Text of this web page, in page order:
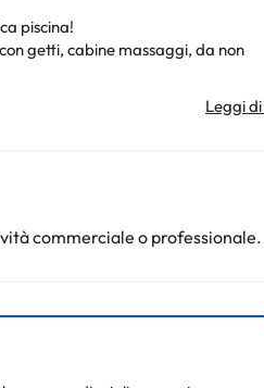
piscina!
getti, cabine massaggi, da non
asciugacapelli e servizi.
diversi luoghi più emblematici della
presenti in questa pagina
commerciale o professionale.